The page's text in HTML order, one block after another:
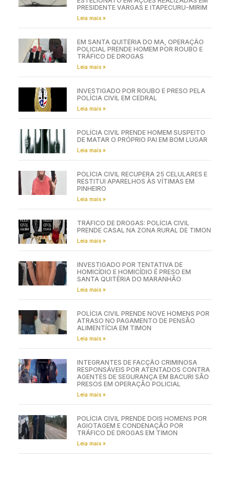
PRESIDENTE VARGAS E ITAPECURU-MIRIM
Leia mais »
EM SANTA QUITÉRIA DO MA, OPERAÇÃO
POLICIAL PRENDE HOMEM POR ROUBO E
TRÁFICO DE DROGAS
Leia mais »
INVESTIGADO POR ROUBO É PRESO PELA
POLÍCIA CIVIL EM CEDRAL
Leia mais »
POLÍCIA CIVIL PRENDE HOMEM SUSPEITO
DE MATAR O PRÓPRIO PAI EM BOM LUGAR
Leia mais »
POLÍCIA CIVIL RECUPERA 25 CELULARES E
RESTITUI APARELHOS ÀS VÍTIMAS EM
PINHEIRO
Leia mais »
TRÁFICO DE DROGAS: POLÍCIA CIVIL
PRENDE CASAL NA ZONA RURAL DE TIMON
Leia mais »
INVESTIGADO POR TENTATIVA DE
HOMICÍDIO E HOMICÍDIO É PRESO EM
SANTA QUITÉRIA DO MARANHÃO
Leia mais »
POLÍCIA CIVIL PRENDE NOVE HOMENS POR
ATRASO NO PAGAMENTO DE PENSÃO
ALIMENTÍCIA EM TIMON
Leia mais »
INTEGRANTES DE FACÇÃO CRIMINOSA
RESPONSÁVEIS POR ATENTADOS CONTRA
AGENTES DE SEGURANÇA EM BACURI SÃO
PRESOS EM OPERAÇÃO POLICIAL
Leia mais »
POLÍCIA CIVIL PRENDE DOIS HOMENS POR
AGIOTAGEM E CONDENAÇÃO POR
TRÁFICO DE DROGAS EM TIMON
Leia mais »